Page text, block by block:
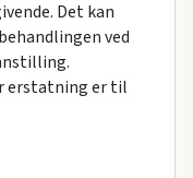
Det kan
ved
erstatning er til